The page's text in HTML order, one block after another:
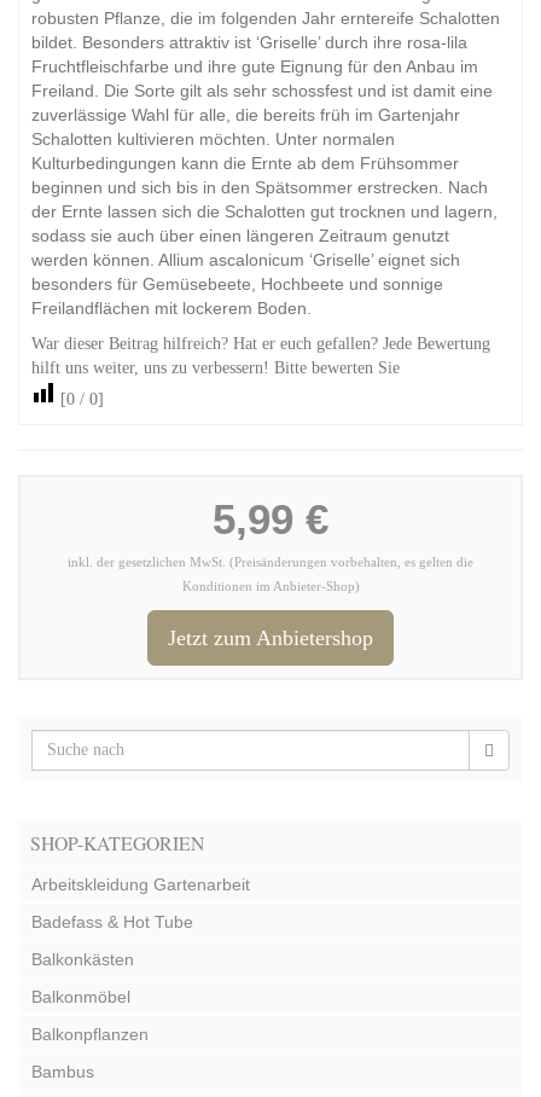
robusten Pflanze, die im folgenden Jahr erntereife Schalotten
bildet. Besonders attraktiv ist ‘Griselle’ durch ihre rosa-lila
Fruchtfleischfarbe und ihre gute Eignung für den Anbau im
Freiland. Die Sorte gilt als sehr schossfest und ist damit eine
zuverlässige Wahl für alle, die bereits früh im Gartenjahr
Schalotten kultivieren möchten. Unter normalen
Kulturbedingungen kann die Ernte ab dem Frühsommer
beginnen und sich bis in den Spätsommer erstrecken. Nach
der Ernte lassen sich die Schalotten gut trocknen und lagern,
sodass sie auch über einen längeren Zeitraum genutzt
werden können. Allium ascalonicum ‘Griselle’ eignet sich
besonders für Gemüsebeete, Hochbeete und sonnige
Freilandflächen mit lockerem Boden.
War dieser Beitrag hilfreich? Hat er euch gefallen? Jede Bewertung
hilft uns weiter, uns zu verbessern! Bitte bewerten Sie
[0 / 0]
5,99 €
inkl. der gesetzlichen MwSt. (Preisänderungen vorbehalten, es gelten die
Konditionen im Anbieter-Shop)
Jetzt zum Anbietershop
SHOP-KATEGORIEN
Arbeitskleidung Gartenarbeit
Badefass & Hot Tube
Balkonkästen
Balkonmöbel
Balkonpflanzen
Bambus